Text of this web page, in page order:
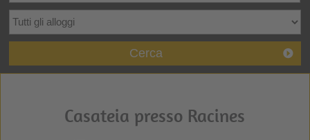
Cerca
Casateia presso Racines